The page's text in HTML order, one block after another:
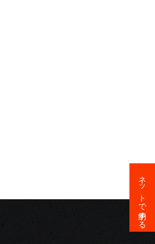
ネットで予約する